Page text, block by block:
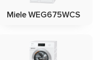
Miele WEG675WCS